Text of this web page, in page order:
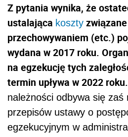
Z pytania wynika, że
ustalająca koszty
przechowywaniem (etc.)
wydana w 2017 roku.
na egzekucję tych
termin upływa w 2022 roku.
należności odbywa się zaś
przepisów ustawy o
egzekucyjnym w